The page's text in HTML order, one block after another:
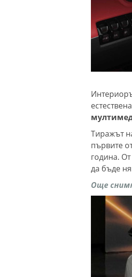
Тиражът
първите
година.
да бъде
Още